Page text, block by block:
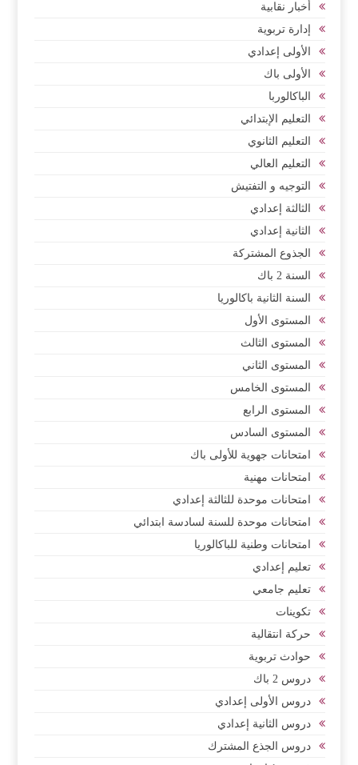
أخبار نقابية
إدارة تربوية
الأولى إعدادي
الأولى باك
الباكالوربا
التعليم الإبتدائي
التعليم الثانوي
التعليم العالي
التوجيه و التفتيش
الثالثة إعدادي
الثانية إعدادي
الجذوع المشتركة
السنة 2 باك
السنة الثانية باكالوريا
المستوى الأول
المستوى الثالث
المستوى الثاني
المستوى الخامس
المستوى الرابع
المستوى السادس
امتحانات جهوية للأولى باك
امتحانات مهنية
امتحانات موحدة للثالثة إعدادي
امتحانات موحدة للسنة لسادسة ابتدائي
امتحانات وطنية للباكالوريا
تعليم إعدادي
تعليم جامعي
تكوينات
حركة انتقالية
حوادث تربوية
دروس 2 باك
دروس الأولى إعدادي
دروس الثانية إعدادي
دروس الجذع المشترك